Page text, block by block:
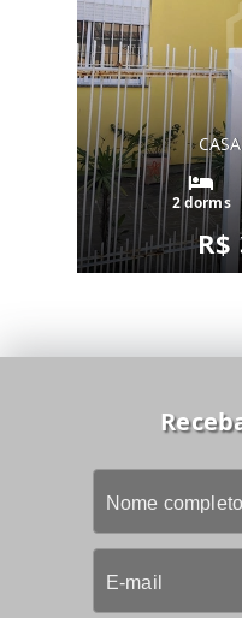
2 dorms
R$